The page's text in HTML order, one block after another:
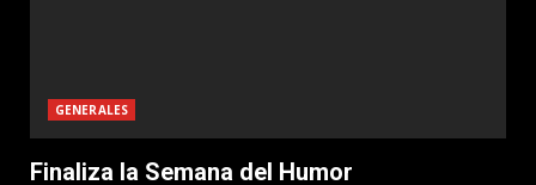
GENERALES
Finaliza la Semana del Humor